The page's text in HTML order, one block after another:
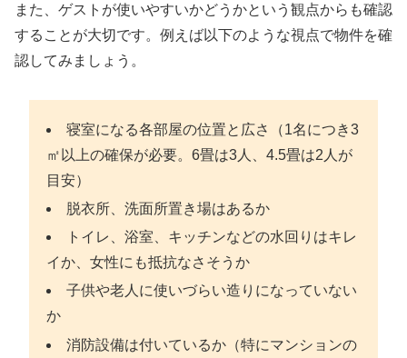
また、ゲストが使いやすいかどうかという観点からも確認
することが大切です。例えば以下のような視点で物件を確
認してみましょう。
寝室になる各部屋の位置と広さ（1名につき3
㎡以上の確保が必要。6畳は3人、4.5畳は2人が
目安）
脱衣所、洗面所置き場はあるか
トイレ、浴室、キッチンなどの水回りはキレ
イか、女性にも抵抗なさそうか
子供や老人に使いづらい造りになっていない
か
消防設備は付いているか（特にマンションの